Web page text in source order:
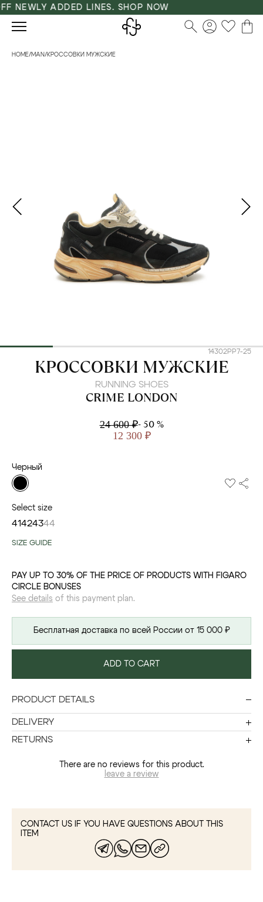
ADDED LINES. SHOP NOW
HOME/MAN/КРОССОВКИ МУЖСКИЕ
14302PP7-25
CRIME LONDON
КРОССОВКИ МУЖСКИЕ
RUNNING SHOES
CRIME LONDON
24 600 ₽- 50 %
12 300 ₽
Черный
Select size
41424344
SIZE GUIDE
PAY UP TO 30% OF THE PRICE OF PRODUCTS WITH FIGARO
CIRCLE BONUSES
See details of this payment plan.
Бесплатная доставка по всей России от 15 000 ₽
ADD TO CART
PRODUCT DETAILS
DELIVERY
RETURNS
There are no reviews for this product.
leave a review
CONTACT US IF YOU HAVE QUESTIONS ABOUT THIS
ITEM